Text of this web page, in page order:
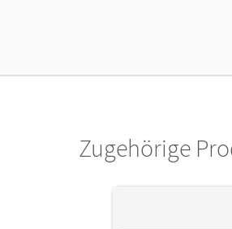
Privatpersonen, die nur mit dem E-
Zugehörige